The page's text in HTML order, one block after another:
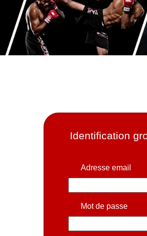
Identification
Adresse email
Mot de passe